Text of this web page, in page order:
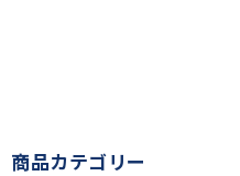
商品カテゴリー